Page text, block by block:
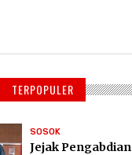
TERPOPULER
SOSOK
Jejak Pengabdian